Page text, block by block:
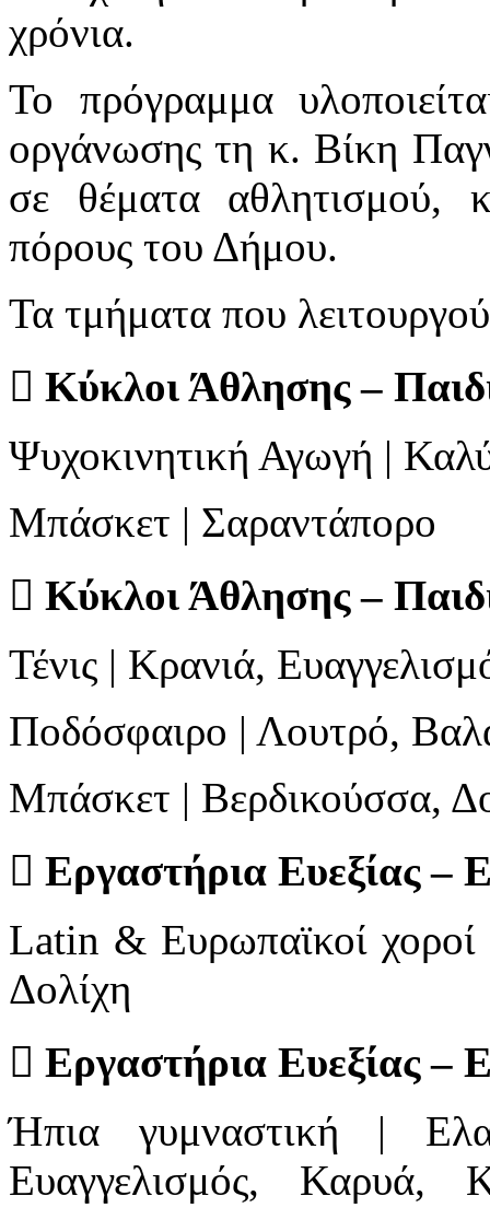
χρόνια.
Το πρόγραμμα
οργάνωσης τη κ. Βίκη
σε θέματα αθλητισμού,
πόρους του Δήμου.
Τα τμήματα που
 Κύκλοι Άθλησης –
Ψυχοκινητική Αγωγή |
Μπάσκετ | Σαραντάπορο
 Κύκλοι Άθλησης –
Τένις | Κρανιά,
Ποδόσφαιρο | Λουτρό,
Μπάσκετ | Βερδικούσσα,
 Εργαστήρια Ευεξίας –
Latin & Ευρωπαϊκοί
Δολίχη
 Εργαστήρια Ευεξίας –
Ήπια γυμναστική |
Ευαγγελισμός, Καρυά,